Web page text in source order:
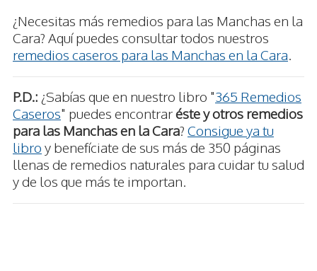
¿Necesitas más remedios para las Manchas en la
Cara? Aquí puedes consultar todos nuestros
remedios caseros para las Manchas en la Cara.
P.D.: ¿Sabías que en nuestro libro "365 Remedios
Caseros" puedes encontraréste y otros remedios
para las Manchas en la Cara? Consigue ya tu
libro y benefíciate de sus más de 350 páginas
llenas de remedios naturales para cuidar tu salud
y de los que más te importan.